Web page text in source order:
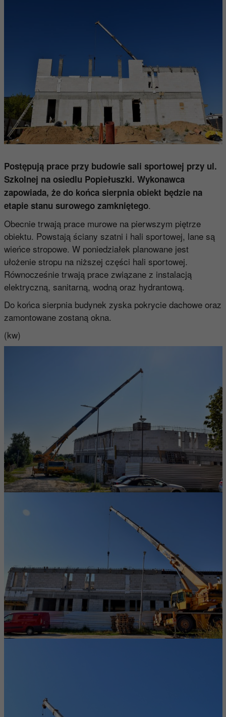
Postępują prace przy budowie sali sportowej przy ul.
Szkolnej na osiedlu Popiełuszki. Wykonawca
zapowiada, że do końca sierpnia obiekt będzie na
etapie stanu surowego zamkniętego.
Obecnie trwają prace murowe na pierwszym piętrze
obiektu. Powstają ściany szatni i hali sportowej, lane są
wieńce stropowe. W poniedziałek planowane jest
ułożenie stropu na niższej części hali sportowej.
Równocześnie trwają prace związane z instalacją
elektryczną, sanitarną, wodną oraz hydrantową.
Do końca sierpnia budynek zyska pokrycie dachowe oraz
zamontowane zostaną okna.
(kw)